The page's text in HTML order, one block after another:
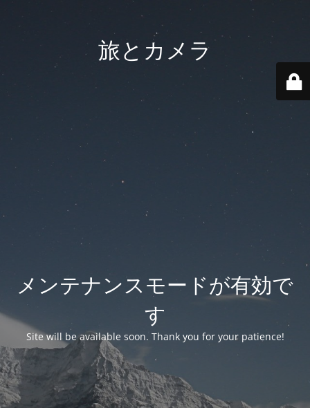
旅とカメラ
メンテナンスモードが有効で
す
Site will be available soon. Thank you for your patience!